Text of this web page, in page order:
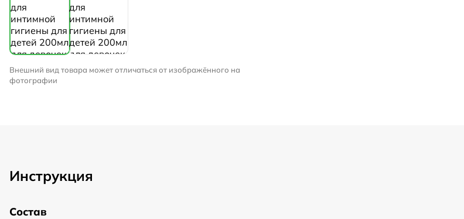
Внешний вид товара может отличаться от изображённого на
фотографии
Инструкция
Состав